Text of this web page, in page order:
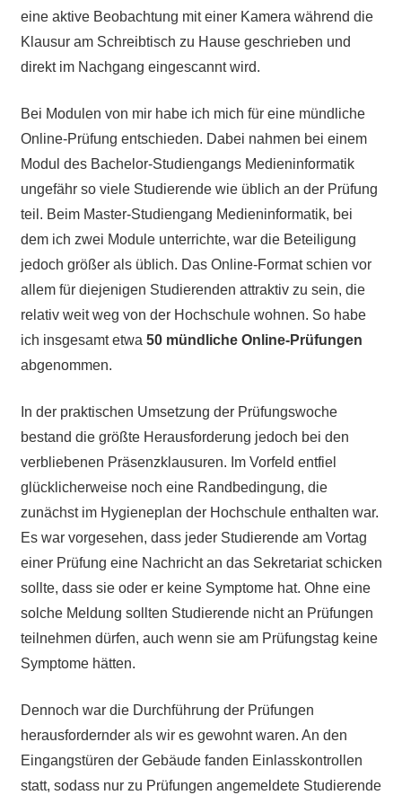
eine aktive Beobachtung mit einer Kamera während die
Klausur am Schreibtisch zu Hause geschrieben und
direkt im Nachgang eingescannt wird.
Bei Modulen von mir habe ich mich für eine mündliche
Online-Prüfung entschieden. Dabei nahmen bei einem
Modul des Bachelor-Studiengangs Medieninformatik
ungefähr so viele Studierende wie üblich an der Prüfung
teil. Beim Master-Studiengang Medieninformatik, bei
dem ich zwei Module unterrichte, war die Beteiligung
jedoch größer als üblich. Das Online-Format schien vor
allem für diejenigen Studierenden attraktiv zu sein, die
relativ weit weg von der Hochschule wohnen. So habe
ich insgesamt etwa 50 mündliche Online-Prüfungen
abgenommen.
In der praktischen Umsetzung der Prüfungswoche
bestand die größte Herausforderung jedoch bei den
verbliebenen Präsenzklausuren. Im Vorfeld entfiel
glücklicherweise noch eine Randbedingung, die
zunächst im Hygieneplan der Hochschule enthalten war.
Es war vorgesehen, dass jeder Studierende am Vortag
einer Prüfung eine Nachricht an das Sekretariat schicken
sollte, dass sie oder er keine Symptome hat. Ohne eine
solche Meldung sollten Studierende nicht an Prüfungen
teilnehmen dürfen, auch wenn sie am Prüfungstag keine
Symptome hätten.
Dennoch war die Durchführung der Prüfungen
herausfordernder als wir es gewohnt waren. An den
Eingangstüren der Gebäude fanden Einlasskontrollen
statt, sodass nur zu Prüfungen angemeldete Studierende